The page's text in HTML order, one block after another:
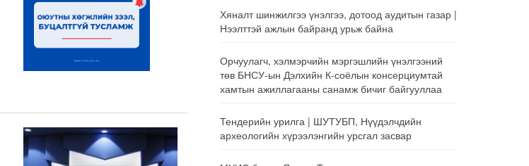
Хяналт шинжилгээ үнэлгээ, дотоод аудитын газар |
Нээлттэй ажлын байранд урьж байна
Орчуулагч, хэлмэрчийн мэргэшлийн үнэлгээний
төв БНСУ-ын Дэлхийн К-соёлын консерциумтай
хамтын ажиллагааны санамж бичиг байгууллаа
Тендерийн урилга | ШУТУБП, Нүүдэлчдийн
археологийн хүрээлэнгийн урсгал засвар